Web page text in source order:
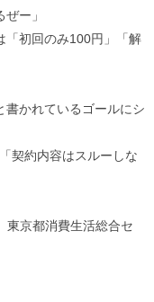
ー」
のみ100円」「解
ているゴールにシ
契約内容はスルーしな
東京都消費生活総合セ